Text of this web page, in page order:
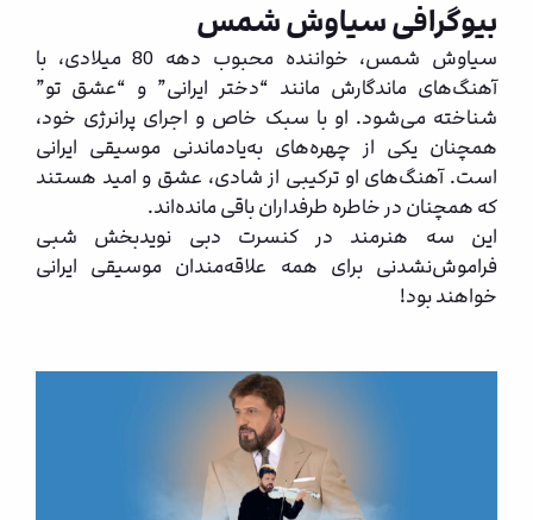
بیوگرافیسیاوش شمس
سیاوش شمس، خواننده محبوب دهه 80 میلادی، با
آهنگ‌های ماندگارش مانند “دختر ایرانی” و “عشق تو”
شناخته می‌شود. او با سبک خاص و اجرای پرانرژی خود،
همچنان یکی از چهره‌های به‌یادماندنی موسیقی ایرانی
است. آهنگ‌های او ترکیبی از شادی، عشق و امید هستند
که همچنان در خاطره طرفداران باقی مانده‌اند.
این سه هنرمند در کنسرت دبی نویدبخش شبی
فراموش‌نشدنی برای همه علاقه‌مندان موسیقی ایرانی
خواهند بود!